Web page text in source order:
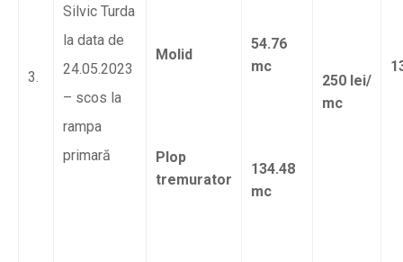
3.
Silvic Turda
la data de
24.05.2023
– scos la
rampa
primară
Molid
Plop
tremurator
54.76
mc
134.48
mc
250 lei/
mc